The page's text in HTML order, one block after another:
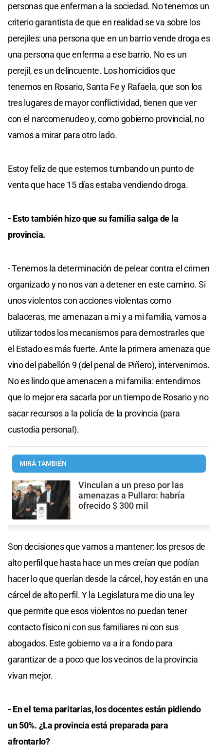
personas que enferman a la sociedad. No tenemos un
criterio garantista de que en realidad se va sobre los
perejiles: una persona que en un barrio vende droga es
una persona que enferma a ese barrio. No es un
perejil, es un delincuente. Los homicidios que
tenemos en Rosario, Santa Fe y Rafaela, que son los
tres lugares de mayor conflictividad, tienen que ver
con el narcomenudeo y, como gobierno provincial, no
vamos a mirar para otro lado.
Estoy feliz de que estemos tumbando un punto de
venta que hace 15 días estaba vendiendo droga.
- Esto también hizo que su familia salga de la
provincia.
- Tenemos la determinación de pelear contra el crimen
organizado y no nos van a detener en este camino. Si
unos violentos con acciones violentas como
balaceras, me amenazan a mi y a mi familia, vamos a
utilizar todos los mecanismos para demostrarles que
el Estado es más fuerte. Ante la primera amenaza que
vino del pabellón 9 (del penal de Piñero), intervenimos.
No es lindo que amenacen a mi familia: entendimos
que lo mejor era sacarla por un tiempo de Rosario y no
sacar recursos a la policía de la provincia (para
custodia personal).
MIRÁ TAMBIÉN
Vinculan a un preso por las
amenazas a Pullaro: habría
ofrecido $ 300 mil
Son decisiones que vamos a mantener; los presos de
alto perfil que hasta hace un mes creían que podían
hacer lo que querían desde la cárcel, hoy están en una
cárcel de alto perfil. Y la Legislatura me dio una ley
que permite que esos violentos no puedan tener
contacto físico ni con sus familiares ni con sus
abogados. Este gobierno va a ir a fondo para
garantizar de a poco que los vecinos de la provincia
vivan mejor.
- En el tema paritarias, los docentes están pidiendo
un 50%. ¿La provincia está preparada para
afrontarlo?